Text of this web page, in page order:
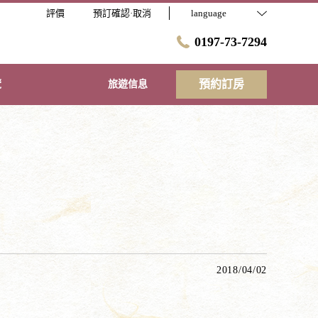
評價 預訂確認·取消 language
0197-73-7294
旅遊信息 預約訂房
2018/04/02